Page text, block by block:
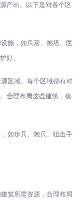
产出。以下是对各个区
施，如兵营、炮塔、医
好。
区域。每个区域都有对
合理布局这些建筑，确
如步兵、炮兵、狙击手
筑所需资源，合理布局